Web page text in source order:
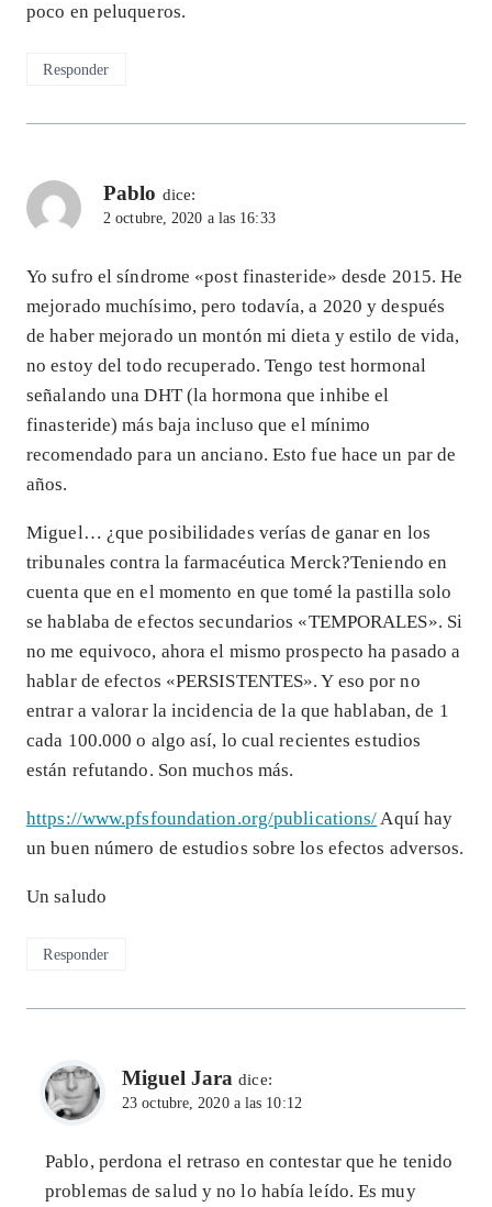
poco en peluqueros.
Responder
Pablo dice:
2 octubre, 2020 a las 16:33
Yo sufro el síndrome «post finasteride» desde 2015. He
mejorado muchísimo, pero todavía, a 2020 y después
de haber mejorado un montón mi dieta y estilo de vida,
no estoy del todo recuperado. Tengo test hormonal
señalando una DHT (la hormona que inhibe el
finasteride) más baja incluso que el mínimo
recomendado para un anciano. Esto fue hace un par de
años.
Miguel… ¿que posibilidades verías de ganar en los
tribunales contra la farmacéutica Merck?Teniendo en
cuenta que en el momento en que tomé la pastilla solo
se hablaba de efectos secundarios «TEMPORALES». Si
no me equivoco, ahora el mismo prospecto ha pasado a
hablar de efectos «PERSISTENTES». Y eso por no
entrar a valorar la incidencia de la que hablaban, de 1
cada 100.000 o algo así, lo cual recientes estudios
están refutando. Son muchos más.
https://www.pfsfoundation.org/publications/Aquí hay
un buen número de estudios sobre los efectos adversos.
Un saludo
Responder
Miguel Jara dice:
23 octubre, 2020 a las 10:12
Pablo, perdona el retraso en contestar que he tenido
problemas de salud y no lo había leído. Es muy